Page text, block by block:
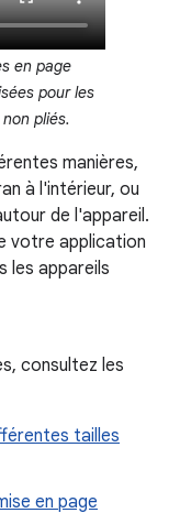
en page
pour les
pliés.
manières,
à l'intérieur, ou
de l'appareil.
votre application
les appareils
consultez les
tailles
en page